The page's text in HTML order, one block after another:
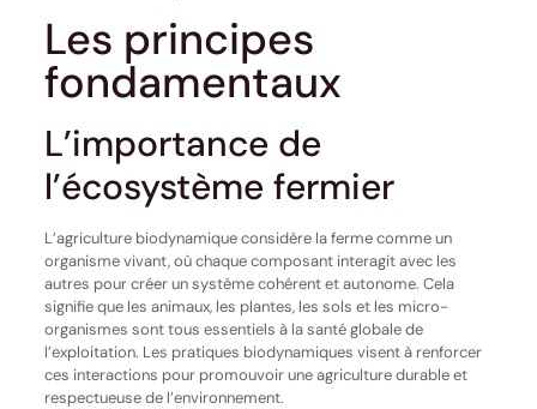
Les principes
fondamentaux
L’importance de
l’écosystème fermier
L’agriculture biodynamique considère la ferme comme un
organisme vivant, où chaque composant interagit avec les
autres pour créer un système cohérent et autonome. Cela
signifie que les animaux, les plantes, les sols et les micro-
organismes sont tous essentiels à la santé globale de
l’exploitation. Les pratiques biodynamiques visent à renforcer
ces interactions pour promouvoir une agriculture durable et
respectueuse de l’environnement.